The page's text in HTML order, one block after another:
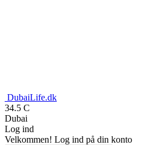
DubaiLife.dk
34.5 C
Dubai
Log ind
Velkommen! Log ind på din konto